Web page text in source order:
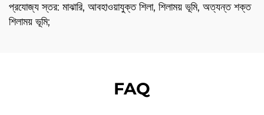
প্রযোজ্য স্তর: মাঝারি, আবহাওয়াযুক্ত শিলা, শিলাময় ভূমি, অত্যন্ত শক্ত
শিলাময় ভূমি;
FAQ